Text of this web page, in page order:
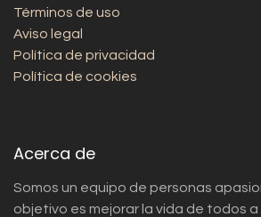
Términos de uso
Aviso legal
Política de privacidad
Política de cookies
Acerca de
Somos un equipo de personas
objetivo es mejorar la vida de todos